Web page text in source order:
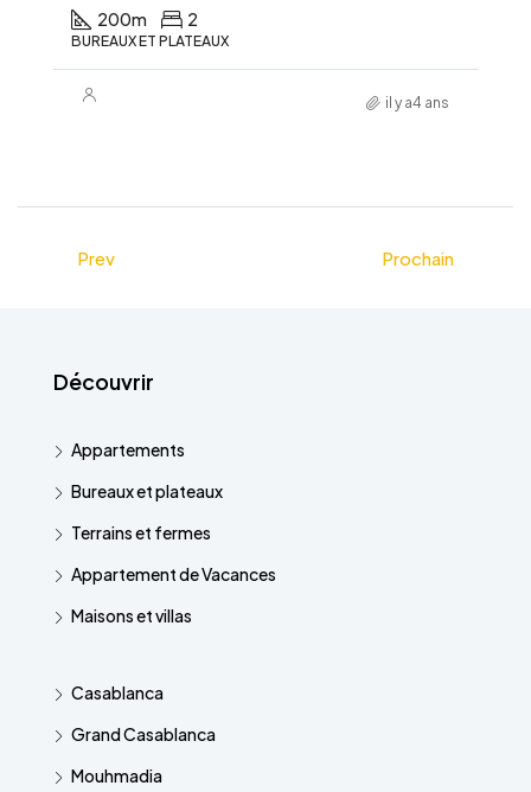
200m 2
BUREAUX ET PLATEAUX
il y a4 ans
Prev Prochain
Découvrir
Appartements
Bureaux et plateaux
Terrains et fermes
Appartement de Vacances
Maisons et villas
Casablanca
Grand Casablanca
Mouhmadia